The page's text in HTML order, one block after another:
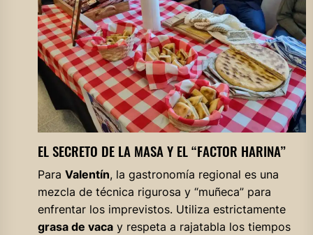
EL SECRETO DE LA MASA Y EL “FACTOR HARINA”
Para Valentín, la gastronomía regional es una
mezcla de técnica rigurosa y “muñeca” para
enfrentar los imprevistos. Utiliza estrictamente
grasa de vacay respeta a rajatabla los tiempos